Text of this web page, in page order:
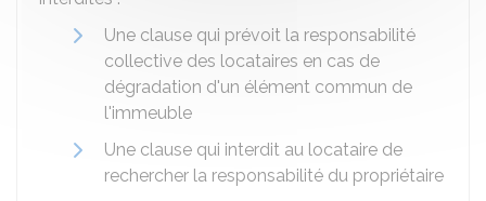
Une clause qui prévoit la responsabilité
collective des locataires en cas de
dégradation d'un élément commun de
l'immeuble
Une clause qui interdit au locataire de
rechercher la responsabilité du propriétaire